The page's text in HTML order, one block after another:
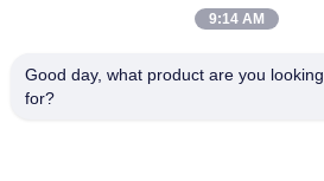
9:14 AM
Good day, what product are you looking
for?